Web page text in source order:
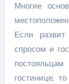
Многие
Если развит
спросом и
гостинице,